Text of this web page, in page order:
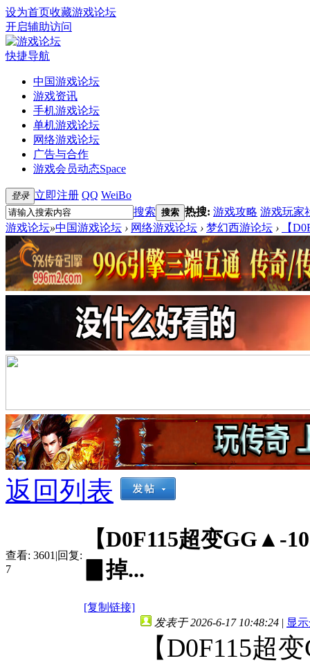
设为首页收藏游戏论坛
开启辅助访问
快捷导航
中国游戏论坛
游戏资讯
手机游戏论坛
单机游戏论坛
网络游戏论坛
广告与合作
游戏会员动态Space
登录 立即注册 QQ WeiBo
搜索 搜索 热搜: 游戏攻略 游戏玩家
游戏论坛»中国游戏论坛 › 网络游戏论坛 › 梦幻西游论坛 › 【
返回列表
查看: 3601 |回复:
7
【D0F115超变GG▲-
▊掉...
[复制链接]
发表于 2026-6-17 10:48:24 | 显
【D0F115超